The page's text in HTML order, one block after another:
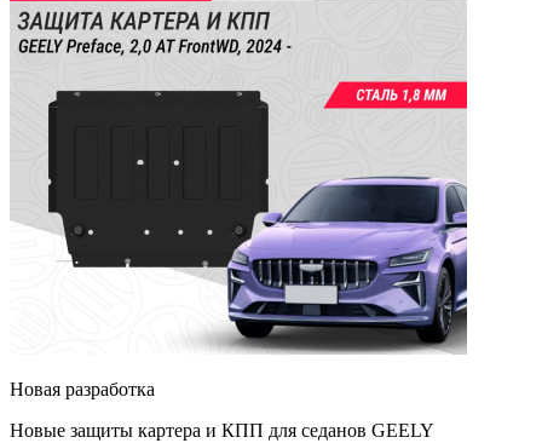
Новая разработка
Новые защиты картера и КПП для седанов GEELY